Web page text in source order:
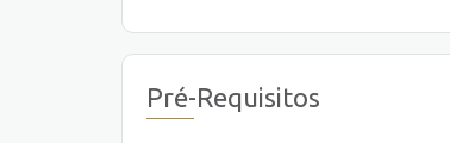
Pré-Requisitos